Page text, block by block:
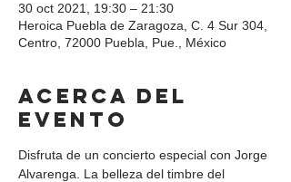
30 oct 2021, 19:30 – 21:30
Heroica Puebla de Zaragoza, C. 4 Sur 304,
Centro, 72000 Puebla, Pue., México
Acerca del
evento
Disfruta de un concierto especial con Jorge
Alvarenga. La belleza del timbre del